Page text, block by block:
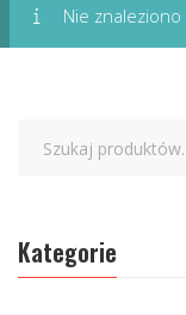
Nie
Kategorie